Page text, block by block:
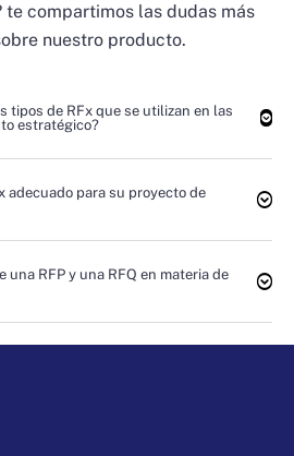
te compartimos las dudas más
nuestro producto.
tipos de RFx que se utilizan en las
estratégico?
adecuado para su proyecto de
una RFP y una RFQ en materia de